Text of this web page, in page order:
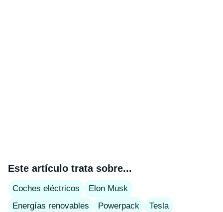
Este artículo trata sobre...
Coches eléctricos
Elon Musk
Energías renovables
Powerpack
Tesla